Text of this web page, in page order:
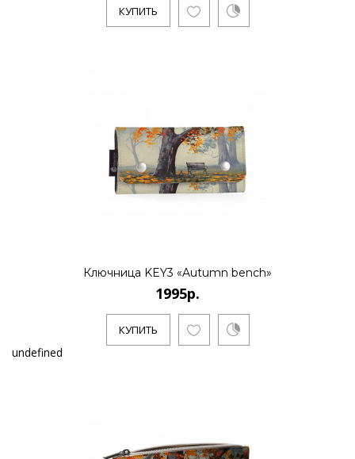
КУПИТЬ
Ключница KEY3 «Autumn bench»
1995р.
КУПИТЬ
undefined